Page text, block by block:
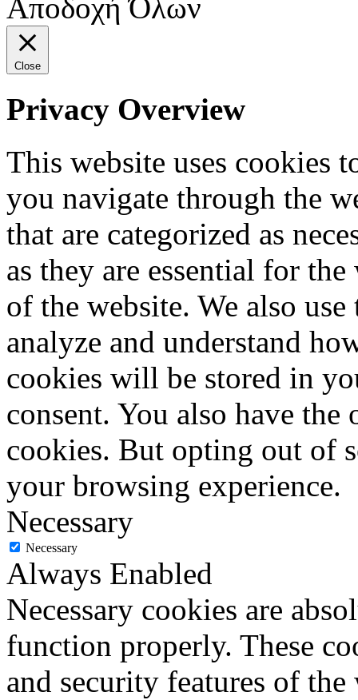
Αποδοχή Όλων
Close
Privacy Overview
This website uses cookies
you navigate through the
that are categorized as
as they are essential for
of the website. We also
analyze and understand
cookies will be stored in
consent. You also have
cookies. But opting out of
your browsing experience.
Necessary
Necessary
Always Enabled
Necessary cookies are
function properly. These
and security features of